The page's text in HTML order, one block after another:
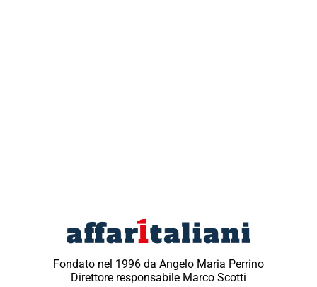
Fondato nel 1996 da Angelo Maria Perrino
Direttore responsabile Marco Scotti